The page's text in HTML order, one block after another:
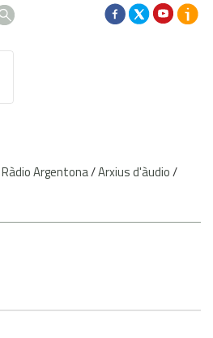
Ràdio Argentona/Arxius d'àudio/